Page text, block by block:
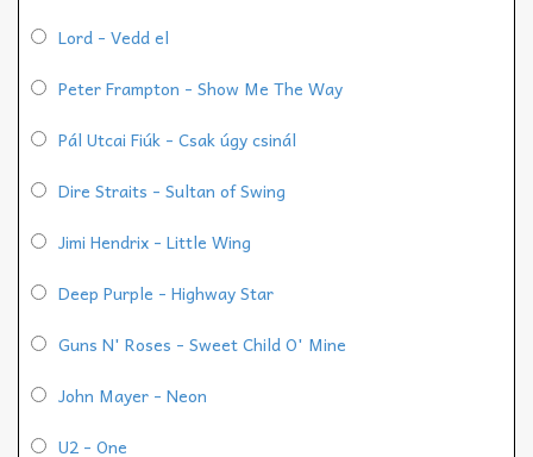
Lord - Vedd el
Peter Frampton - Show Me The Way
Pál Utcai Fiúk - Csak úgy csinál
Dire Straits - Sultan of Swing
Jimi Hendrix - Little Wing
Deep Purple - Highway Star
Guns N' Roses - Sweet Child O' Mine
John Mayer - Neon
U2 - One